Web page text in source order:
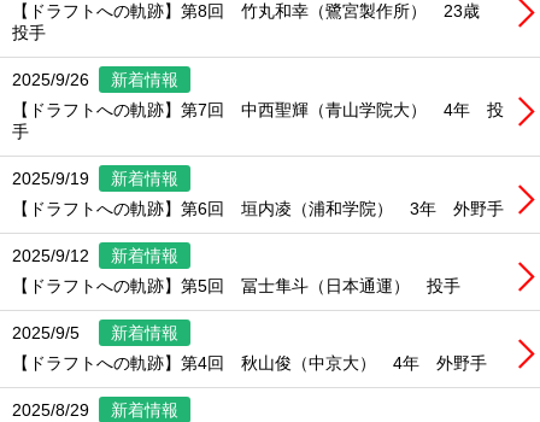
【ドラフトへの軌跡】第8回 竹丸和幸（鷺宮製作所） 23歳
投手
2025/9/26
新着情報
【ドラフトへの軌跡】第7回 中西聖輝（青山学院大） 4年 投
手
2025/9/19
新着情報
【ドラフトへの軌跡】第6回 垣内凌（浦和学院） 3年 外野手
2025/9/12
新着情報
【ドラフトへの軌跡】第5回 冨士隼斗（日本通運） 投手
2025/9/5
新着情報
【ドラフトへの軌跡】第4回 秋山俊（中京大） 4年 外野手
2025/8/29
新着情報